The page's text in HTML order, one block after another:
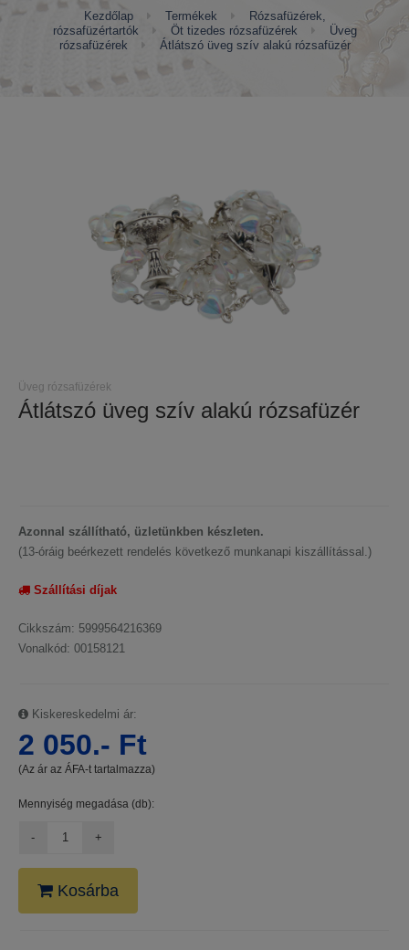
Kezdőlap Termékek
Rózsafüzérek,
rózsafüzértartók
Öt tizedes rózsafüzérek
Üveg
rózsafüzérek
Átlátszó üveg szív alakú rózsafüzér
Üveg rózsafüzérek
Átlátszó üveg szív alakú rózsafüzér
Azonnal szállítható, üzletünkben készleten.
(13-óráig beérkezett rendelés következő munkanapi kiszállítással.)
Szállítási díjak
Cikkszám: 5999564216369
Vonalkód: 00158121
Kiskereskedelmi ár:
2 050.- Ft
(Az ár az ÁFA-t tartalmazza)
Mennyiség megadása (db):
Kosárba